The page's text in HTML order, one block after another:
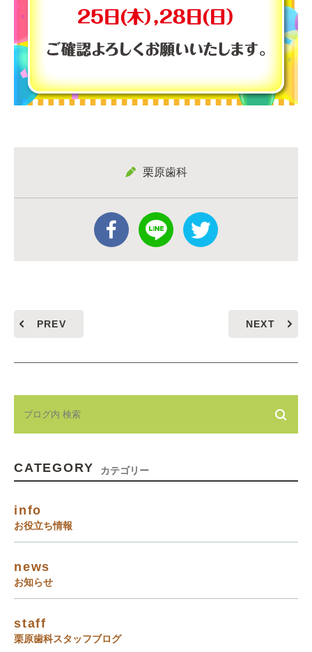
栗原歯科
PREV NEXT
CATEGORY カテゴリー
info
お役立ち情報
news
お知らせ
staff
栗原歯科スタッフブログ